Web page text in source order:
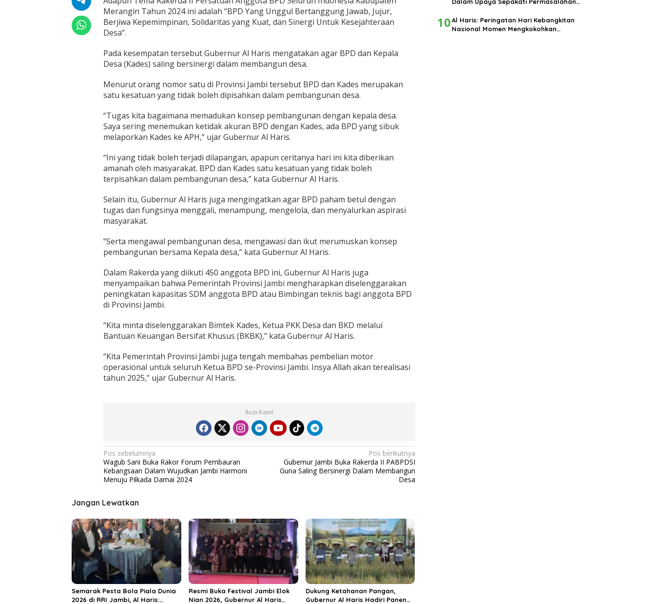
i
n
g
s
i
e
r
g
D
a
l
m
M
e
m
a
g
u
D
e
Merangin Tahun 2024 ini adalah “BPD Yang Unggul Bertanggung Jawab, Jujur,
Berjiwa Kepemimpinan, Solidaritas yang Kuat, dan Sinergi Untuk Kesejahteraan
Desa”.
Pada kesempatan tersebut Gubernur Al Haris mengatakan agar BPD dan Kepala
Desa (Kades) saling bersinergi dalam membangun desa.
Menurut orang nomor satu di Provinsi Jambi tersebut BPD dan Kades merupakan
satu kesatuan yang tidak boleh dipisahkan dalam pembangunan desa.
“Tugas kita bagaimana memadukan konsep pembangunan dengan kepala desa.
Saya sering menemukan ketidak akuran BPD dengan Kades, ada BPD yang sibuk
melaporkan Kades ke APH,” ujar Gubernur Al Haris.
“Ini yang tidak boleh terjadi dilapangan, apapun ceritanya hari ini kita diberikan
amanah oleh masyarakat. BPD dan Kades satu kesatuan yang tidak boleh
terpisahkan dalam pembangunan desa,” kata Gubernur Al Haris.
Selain itu, Gubernur Al Haris juga mengingatkan agar BPD paham betul dengan
tugas dan fungsinya menggali, menampung, mengelola, dan menyalurkan aspirasi
masyarakat.
“Serta mengawal pembangunan desa, mengawasi dan ikut merumuskan konsep
pembangunan bersama Kepala desa,” kata Gubernur Al Haris.
Dalam Rakerda yang diikuti 450 anggota BPD ini, Gubernur Al Haris juga
menyampaikan bahwa Pemerintah Provinsi Jambi mengharapkan diselenggarakan
peningkatan kapasitas SDM anggota BPD atau Bimbingan teknis bagi anggota BPD
di Provinsi Jambi.
“Kita minta diselenggarakan Bimtek Kades, Ketua PKK Desa dan BKD melalui
Bantuan Keuangan Bersifat Khusus (BKBK),” kata Gubernur Al Haris.
“Kita Pemerintah Provinsi Jambi juga tengah membahas pembelian motor
operasional untuk seluruh Ketua BPD se-Provinsi Jambi. Insya Allah akan terealisasi
tahun 2025,” ujar Gubernur Al Haris.
Ikuti Kami
N
a
v
i
g
a
s
i
p
o
s
Pos sebelumnya
Wagub Sani Buka Rakor Forum Pembauran
Kebangsaan Dalam Wujudkan Jambi Harmoni
Menuju Pilkada Damai 2024
Pos berikutnya
Gubernur Jambi Buka Rakerda II PABPDSI
Guna Saling Bersinergi Dalam Membangun
Desa
Jangan Lewatkan
Semarak Pesta Bola Piala Dunia
2026 di RRI Jambi, Al Haris:
Resmi Buka Festival Jambi Elok
Nian 2026, Gubernur Al Haris
Dukung Ketahanan Pangan,
Gubernur Al Haris Hadiri Panen
Dalam Upaya Sepakati Permasalahan
10Al Haris: Peringatan Hari Kebangkitan
Nasional Momen Mengkokohkan